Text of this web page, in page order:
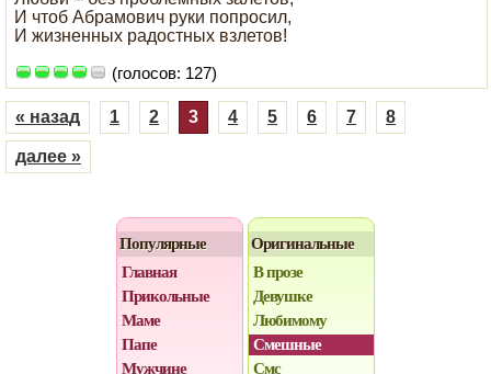
И чтоб Абрамович руки попросил,
И жизненных радостных взлетов!
(голосов: 127)
« назад 1 2 3 4 5 6 7 8
далее »
Популярные
Главная
Прикольные
Маме
Папе
Мужчине
Оригинальные
В прозе
Девушке
Любимому
Смешные
Смс